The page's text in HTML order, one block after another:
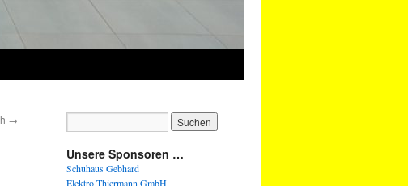
→
Unsere Sponsoren …
Schuhaus Gebhard
Elektro Thiermann GmbH